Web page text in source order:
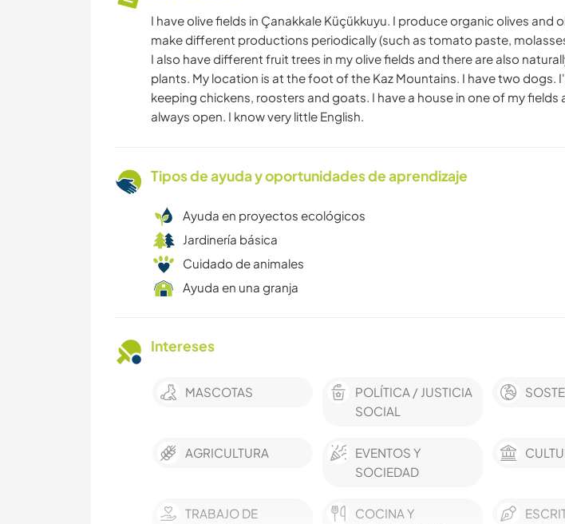
I have olive fields in Çanakkale Küçükkuyu. I produce organic olives and
make different productions periodically (such as tomato paste,
I also have different fruit trees in my olive fields and there are also
plants. My location is at the foot of the Kaz Mountains. I have two dogs.
keeping chickens, roosters and goats. I have a house in one of my fields
always open. I know very little English.
Tipos de ayuda y oportunidades de aprendizaje
Ayuda en proyectos ecológicos
Jardinería básica
Cuidado de animales
Ayuda en una granja
Intereses
MASCOTAS
POLÍTICA / JUSTICIA
SOCIAL
AGRICULTURA
EVENTOS Y
SOCIEDAD
TRABAJO DE
COCINA Y